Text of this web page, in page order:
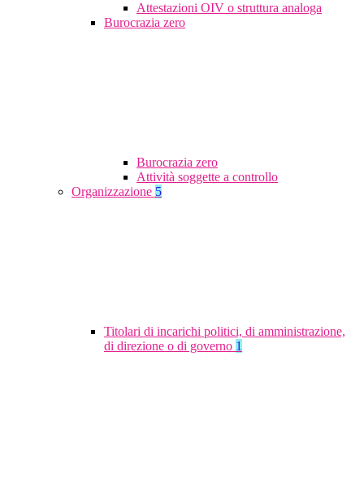
Attestazioni OIV o struttura analoga
Burocrazia zero
Burocrazia zero
Attività soggette a controllo
Organizzazione 5
Titolari di incarichi politici, di amministrazione,
di direzione o di governo 1